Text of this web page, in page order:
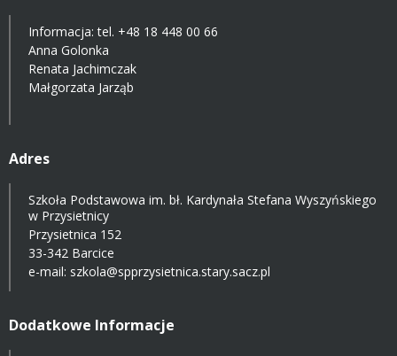
Informacja: tel. +48 18 448 00 66
Anna Golonka
Renata Jachimczak
Małgorzata Jarząb
Adres
Szkoła Podstawowa im. bł. Kardynała Stefana Wyszyńskiego
w Przysietnicy
Przysietnica 152
33-342 Barcice
e-mail: szkola@spprzysietnica.stary.sacz.pl
Dodatkowe Informacje